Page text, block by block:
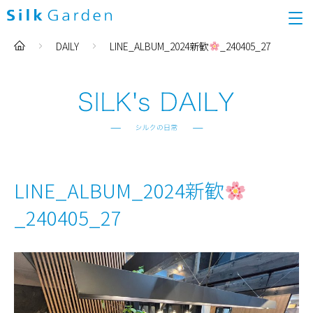
DAILY LINE_ALBUM_2024新歓 _240405_27
LINE_ALBUM_2024新歓
_240405_27